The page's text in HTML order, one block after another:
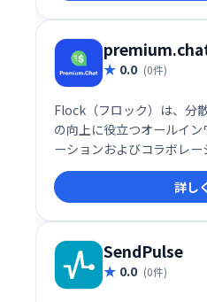
献します。導入実績も豊
業で活用されています。
0.0 (0件)
Flock（フロック）は、分
の向上に役立つオールイ
ーションおよびコラボレ
す。
詳し
SendPulse
0.0 (0件)